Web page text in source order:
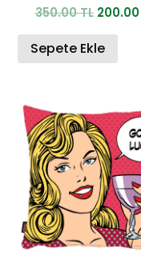
350.00TL Orijinal
350.00
200.00
Sepete Ekle